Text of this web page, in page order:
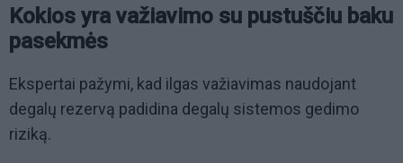
Kokios yra važiavimo su pustuščiu baku
pasekmės
Ekspertai pažymi, kad ilgas važiavimas naudojant
degalų rezervą padidina degalų sistemos gedimo
riziką.